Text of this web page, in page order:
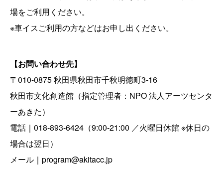
場をご利用ください。
※車イスご利用の方などはお申し出ください。
【お問い合わせ先】
〒010-0875 秋田県秋田市千秋明徳町3-16
秋田市文化創造館（指定管理者：NPO 法人アーツセンタ
ーあきた）
電話｜018-893-6424（9:00-21:00 ／火曜日休館 ※休日の
場合は翌日）
メール｜program@akitacc.jp